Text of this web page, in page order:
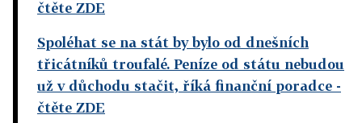
čtěte ZDE
Spoléhat se na stát by bylo od dnešních
třicátníků troufalé. Peníze od státu nebudou
už v důchodu stačit, říká finanční poradce -
čtěte ZDE